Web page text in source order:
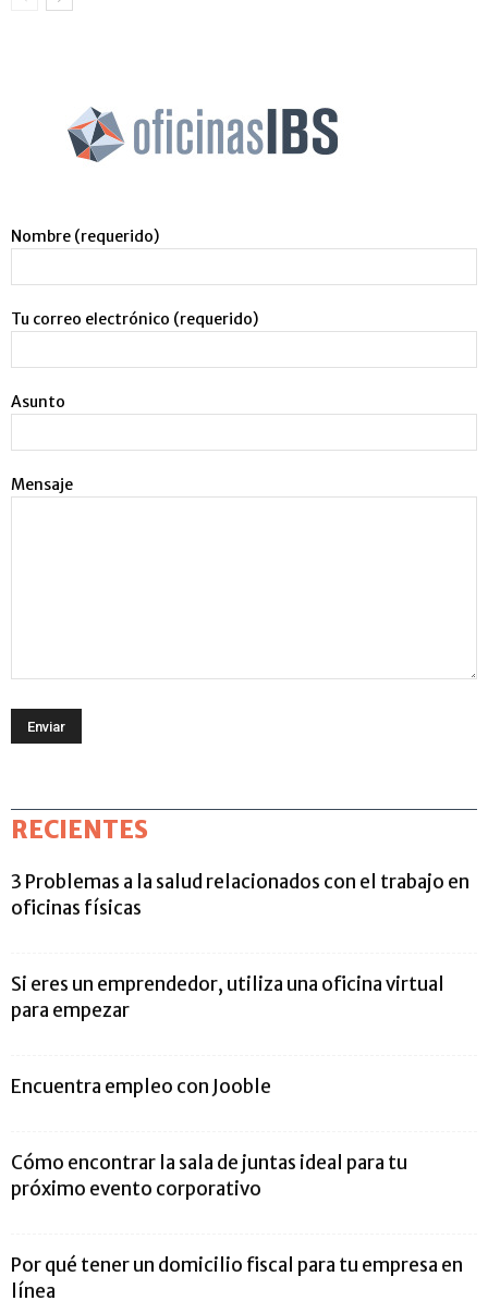
Nombre (requerido)
Tu correo electrónico (requerido)
Asunto
Mensaje
RECIENTES
3 Problemas a la salud relacionados con el trabajo en
oficinas físicas
Si eres un emprendedor, utiliza una oficina virtual
para empezar
Encuentra empleo con Jooble
Cómo encontrar la sala de juntas ideal para tu
próximo evento corporativo
Por qué tener un domicilio fiscal para tu empresa en
línea